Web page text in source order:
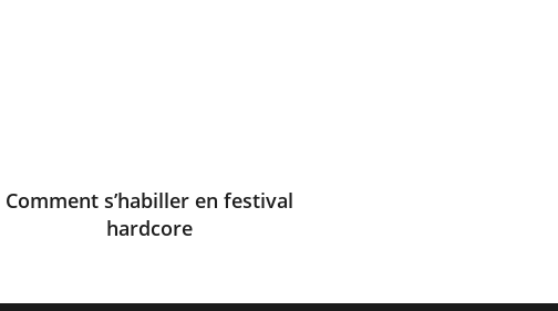
Comment s’habiller en festival
hardcore